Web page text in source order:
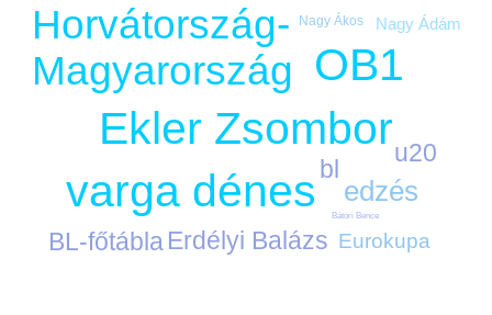
Ekler Zsombor
OB1
varga dénes
Horvátország-
Magyarország
edzés
bl
BL-főtáblaErdélyi Balázs
u20
Eurokupa
Nagy Ádám
Nagy Ákos
Bátori Bence